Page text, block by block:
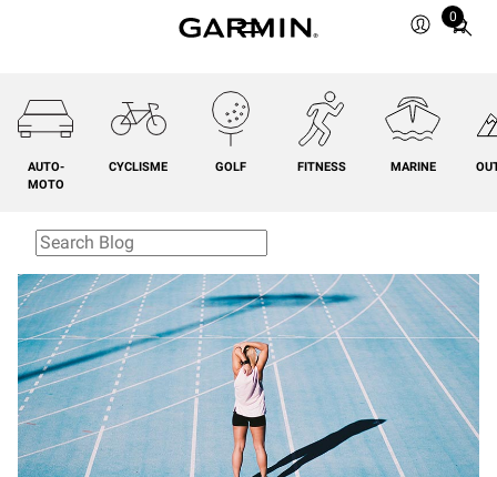
0
Total
AUTO-
MOTO
CYCLISME GOLF FITNESS MARINE